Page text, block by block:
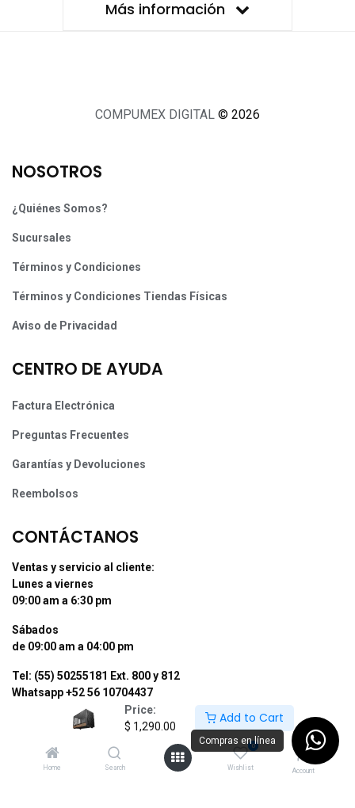
Price:
$ 1,290.00
Add to Cart
Home Search
0
Wishlist Account
Más información
COMPUMEX DIGITAL © 2026
NOSOTROS
¿Quiénes Somos?
Sucursales
Términos y Condiciones
Términos y Condiciones Tiendas Físicas
Aviso de Privacidad
CENTRO DE AYUDA
Factura Electrónica
Preguntas Frecuentes
Garantías y Devoluciones
Reembolsos
CONTÁCTANOS
Ventas y servicio al cliente:
Lunes a viernes
09:00 am a 6:30 pm
Sábados
de 09:00 am a 04:00 pm
Tel: (55) 50255181 Ext. 800 y 812
Whatsapp +52 56 10704437
contacto@supermexdigital.com
¡SÍGUENOS EN NUESTRAS REDES
SOCIALES!
Compras en línea